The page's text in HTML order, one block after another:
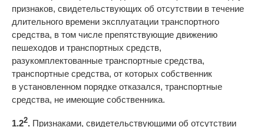
признаков, свидетельствующих об отсутствии в течение
длительного времени эксплуатации транспортного
средства, в том числе препятствующие движению
пешеходов и транспортных средств,
разукомплектованные транспортные средства,
транспортные средства, от которых собственник
в установленном порядке отказался, транспортные
средства, не имеющие собственника.
1.22. Признаками, свидетельствующими об отсутствии